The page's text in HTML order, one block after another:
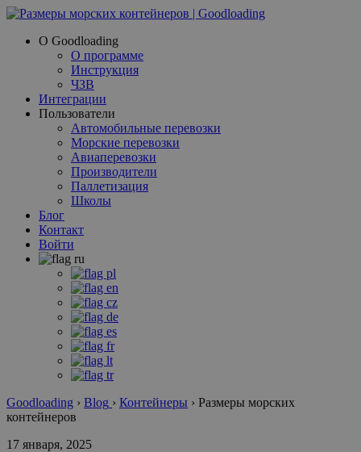
О Goodloading
О программе
Инструкция
ЧЗВ
Интеграции
Пользователи
Автомобильные перевозки
Морские перевозки
Авиаперевозки
Производители
Паллетизация
Школы
Блог
Контакт
Войти
Goodloading › Blog › Контейнеры › Размеры морских
контейнеров
17 января, 2025